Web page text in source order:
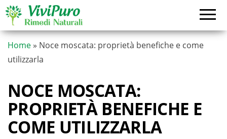
Vai
contenuto
Home » Noce moscata: proprietà benefiche e come
utilizzarla
NOCE MOSCATA:
PROPRIETÀ BENEFICHE E
COME UTILIZZARLA